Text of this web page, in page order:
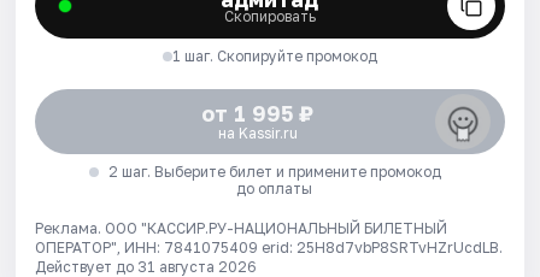
Скопировать
1 шаг. Скопируйте промокод
от 1 995 ₽
на Kassir.ru
2 шаг. Выберите билет и примените промокод
до оплаты
Реклама. ООО "КАССИР.РУ-НАЦИОНАЛЬНЫЙ БИЛЕТНЫЙ
ОПЕРАТОР", ИНН: 7841075409 erid: 25H8d7vbP8SRTvHZrUcdLB.
Действует до 31 августа 2026